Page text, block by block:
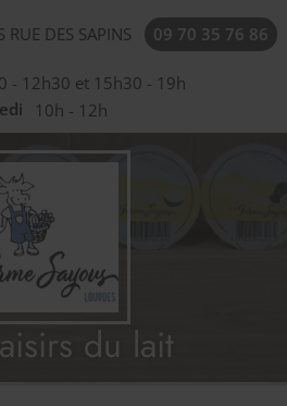
du lait
RUE DES SAPINS 09 70 35 76 86
- 12h30 et 15h30 - 19h
10h - 12h